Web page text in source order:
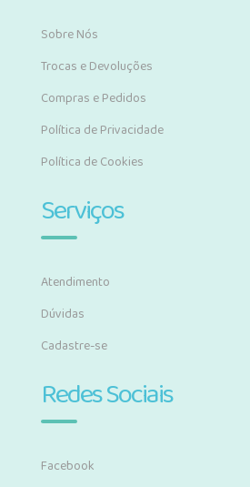
Sobre Nós
Trocas e Devoluções
Compras e Pedidos
Política de Privacidade
Política de Cookies
Serviços
Atendimento
Dúvidas
Cadastre-se
Redes Sociais
Facebook